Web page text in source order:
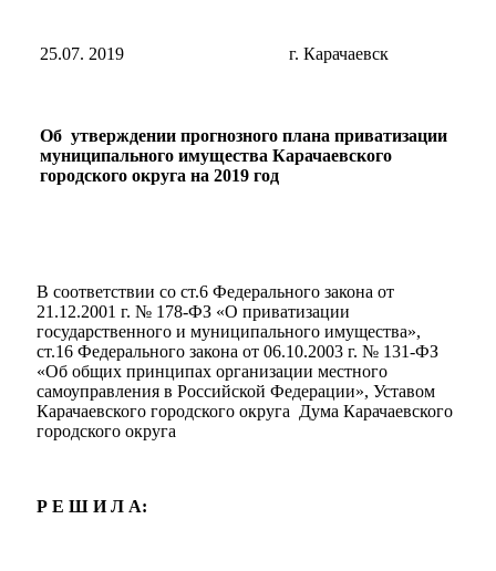
25.07. 2019 г. Карачаевск
Об утверждении прогнозного плана приватизации
муниципального имущества Карачаевского
городского округа на 2019 год
В соответствии со ст.6 Федерального закона от
21.12.2001 г. № 178-ФЗ «О приватизации
государственного и муниципального имущества»,
ст.16 Федерального закона от 06.10.2003 г. № 131-ФЗ
«Об общих принципах организации местного
самоуправления в Российской Федерации», Уставом
Карачаевского городского округа Дума Карачаевского
городского округа
Р Е Ш И Л А: